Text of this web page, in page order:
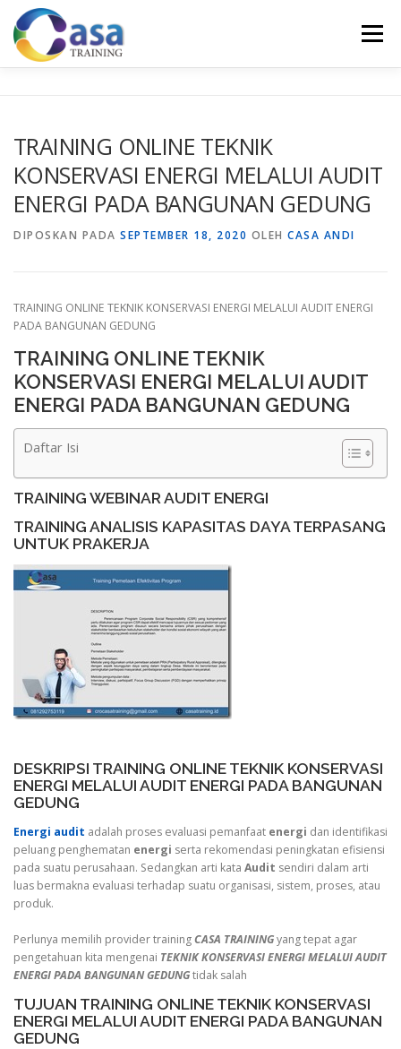
Lompat
konten
Menu
KONTAK KAMI SERTIFIKASI EVALUASI
TRAINING ONLINE TEKNIK
KONSERVASI ENERGI MELALUI AUDIT
ENERGI PADA BANGUNAN GEDUNG
DIPOSKAN PADA SEPTEMBER 18, 2020 OLEH CASA ANDI
TRAINING ONLINE TEKNIK KONSERVASI ENERGI MELALUI AUDIT ENERGI
PADA BANGUNAN GEDUNG
TRAINING ONLINE TEKNIK
KONSERVASI ENERGI MELALUI AUDIT
ENERGI PADA BANGUNAN GEDUNG
Daftar Isi
TRAINING WEBINAR AUDIT ENERGI
TRAINING ANALISIS KAPASITAS DAYA TERPASANG
UNTUK PRAKERJA
DESKRIPSI TRAINING ONLINE TEKNIK KONSERVASI
ENERGI MELALUI AUDIT ENERGI PADA BANGUNAN
GEDUNG
Energi audit adalah proses evaluasi pemanfaat energi dan identifikasi
peluang penghematan energi serta rekomendasi peningkatan efisiensi
pada suatu perusahaan. Sedangkan arti kata Audit sendiri dalam arti
luas bermakna evaluasi terhadap suatu organisasi, sistem, proses, atau
produk.
Perlunya memilih provider trainingCASA TRAININGyang tepat agar
pengetahuan kita mengenai TEKNIK KONSERVASI ENERGI MELALUI AUDIT
ENERGI PADA BANGUNAN GEDUNGtidak salah
TUJUAN TRAINING ONLINE TEKNIK KONSERVASI
ENERGI MELALUI AUDIT ENERGI PADA BANGUNAN
GEDUNG